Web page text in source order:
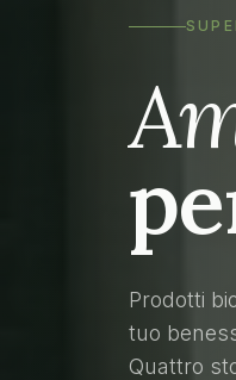
Prodotti
tuo
Quattro